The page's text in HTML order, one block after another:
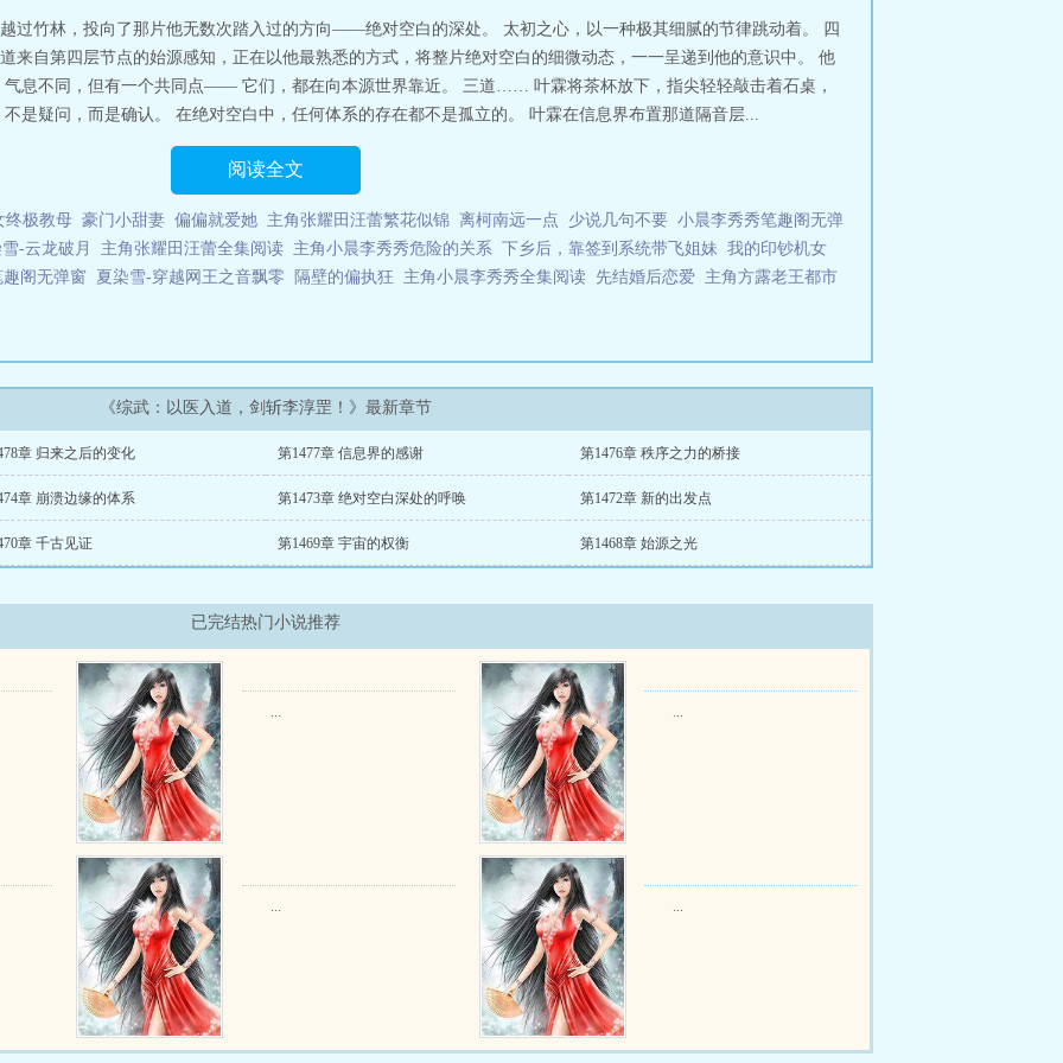
过竹林，投向了那片他无数次踏入过的方向——绝对空白的深处。 太初之心，以一种极其细腻的节律跳动着。 四
来自第四层节点的始源感知，正在以他最熟悉的方式，将整片绝对空白的细微动态，一一呈递到他的意识中。 他
气息不同，但有一个共同点—— 它们，都在向本源世界靠近。 三道…… 叶霖将茶杯放下，指尖轻轻敲击着石桌，
是疑问，而是确认。 在绝对空白中，任何体系的存在都不是孤立的。 叶霖在信息界布置那道隔音层...
阅读全文
终极教母 豪门小甜妻 偏偏就爱她 主角张耀田汪蕾繁花似锦 离柯南远一点 少说几句不要 小晨李秀秀笔趣阁无弹
-云龙破月
主角张耀田汪蕾全集阅读 主角小晨李秀秀危险的关系 下乡后，靠签到系统带飞姐妹 我的印钞机女
阁无弹窗
夏染雪-穿越网王之音飘零 隔壁的偏执狂 主角小晨李秀秀全集阅读 先结婚后恋爱 主角方露老王都市
《综武：以医入道，剑斩李淳罡！》最新章节
章 归来之后的变化 第1477章 信息界的感谢 第1476章 秩序之力的桥接
章 崩溃边缘的体系 第1473章 绝对空白深处的呼唤 第1472章 新的出发点
章 千古见证 第1469章 宇宙的权衡 第1468章 始源之光
已完结热门小说推荐
... ...
... ...